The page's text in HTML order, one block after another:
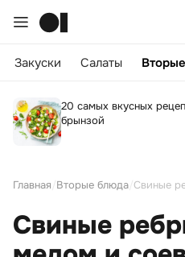
Закуски Салаты
20 самых вкусных
брынзой
Главная Вторые блюда
Свиные